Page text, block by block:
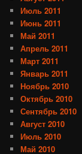
Июль 2011
Июнь 2011
Май 2011
Апрель 2011
Март 2011
Январь 2011
Ноябрь 2010
Октябрь 2010
Сентябрь 2010
Август 2010
Июль 2010
Май 2010